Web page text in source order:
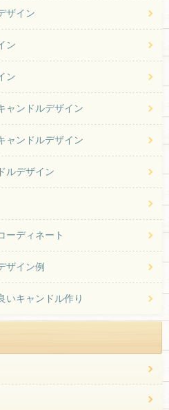
ザイン
ン
ン
ャンドルデザイン
ャンドルデザイン
ルデザイン
ーディネート
ザイン例
いキャンドル作り